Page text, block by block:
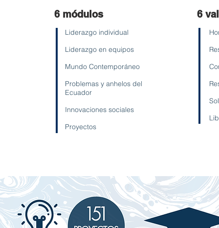
6 módulos
Liderazgo individual
Liderazgo en equipos
Mundo Contemporáneo
Problemas y anhelos del
Ecuador
Innovaciones sociales
Proyectos
6